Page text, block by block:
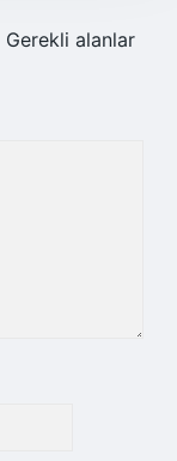
Gerekli alanlar